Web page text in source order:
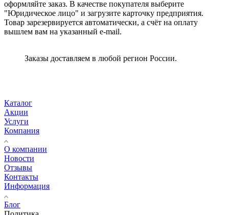
оформляйте заказ. В качестве покупателя выберите
"Юридическое лицо" и загрузите карточку предприятия.
Товар зарезервируется автоматически, а счёт на оплату
вышлем вам на указанный e-mail.
Заказы доставляем в любой регион России.
Каталог
Акции
Услуги
Компания
О компании
Новости
Отзывы
Контакты
Информация
Блог